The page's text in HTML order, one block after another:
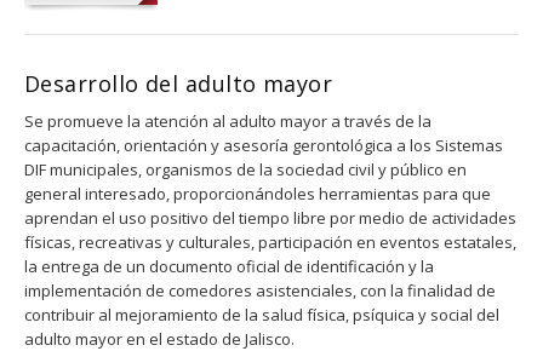
Desarrollo del adulto mayor
Se promueve la atención al adulto mayor a través de la
capacitación, orientación y asesoría gerontológica a los Sistemas
DIF municipales, organismos de la sociedad civil y público en
general interesado, proporcionándoles herramientas para que
aprendan el uso positivo del tiempo libre por medio de actividades
físicas, recreativas y culturales, participación en eventos estatales,
la entrega de un documento oficial de identificación y la
implementación de comedores asistenciales, con la finalidad de
contribuir al mejoramiento de la salud física, psíquica y social del
adulto mayor en el estado de Jalisco.